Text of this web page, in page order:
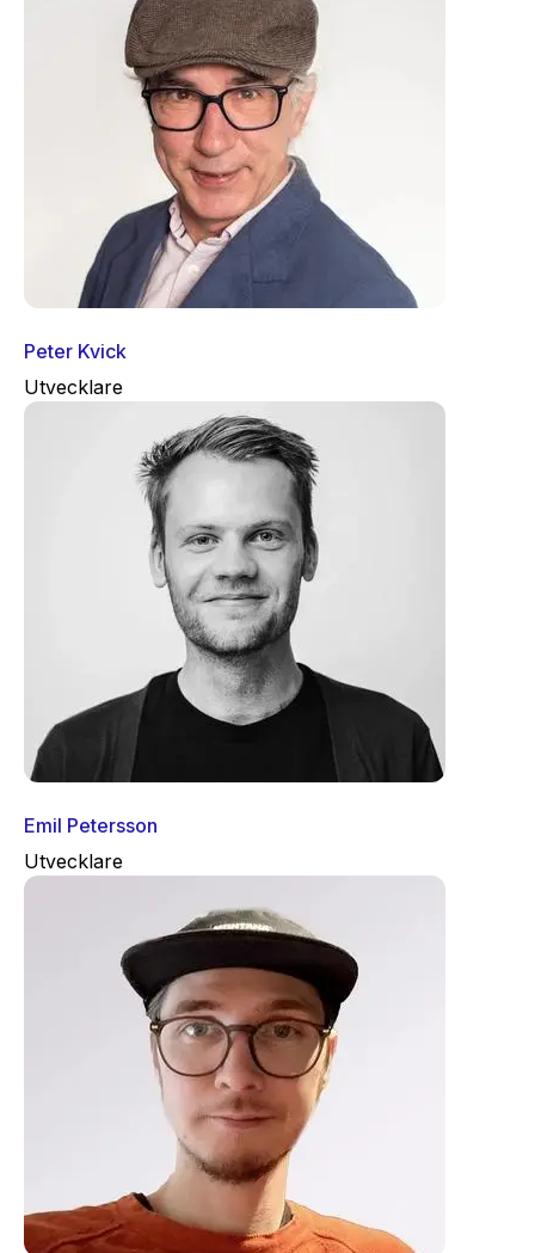
Peter Kvick
Utvecklare
Emil Petersson
Utvecklare